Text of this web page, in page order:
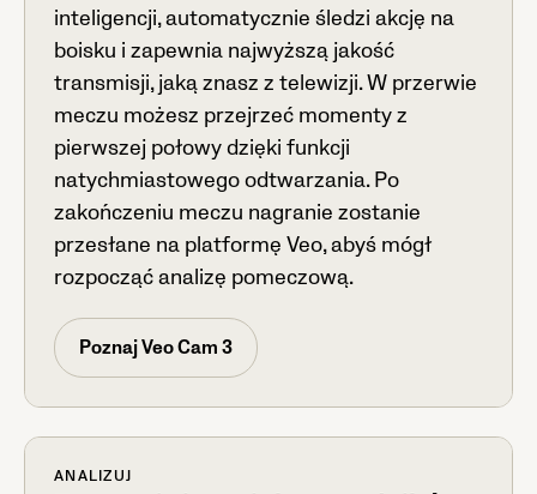
inteligencji, automatycznie śledzi akcję na
boisku i zapewnia najwyższą jakość
transmisji, jaką znasz z telewizji. W przerwie
meczu możesz przejrzeć momenty z
pierwszej połowy dzięki funkcji
natychmiastowego odtwarzania. Po
zakończeniu meczu nagranie zostanie
przesłane na platformę Veo, abyś mógł
rozpocząć analizę pomeczową.
Poznaj Veo Cam 3
ANALIZUJ